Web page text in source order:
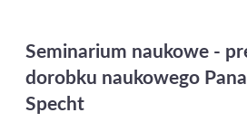
Seminarium naukowe -
dorobku naukowego
Specht